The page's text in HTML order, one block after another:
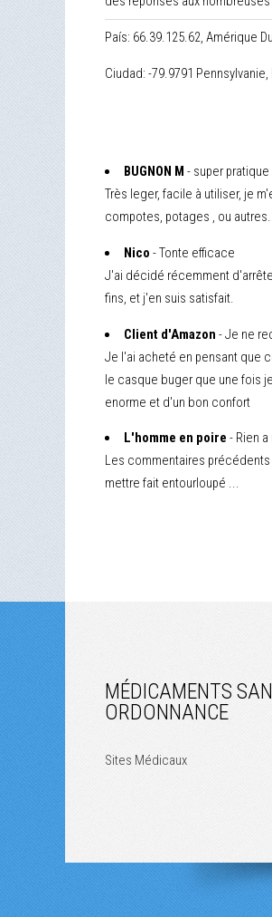
País: 66.39.125.62, Amérique
Ciudad: -79.9791 Pennsylvanie,
BUGNON M - super pratique
Très leger, facile à utiliser, je
compotes, potages , ou
Nico - Tonte efficace
J'ai décidé récemment
fins, et j'en suis satisfait.
Client d'Amazon - Je ne
Je l'ai acheté en pensant que
le casque buger que une fois
enorme et d'un bon confort
L'homme en poire - Rien
Les commentaires
mettre fait entourloupé ...
MÉDICAMENTS
ORDONNANCE
Sites Médicaux